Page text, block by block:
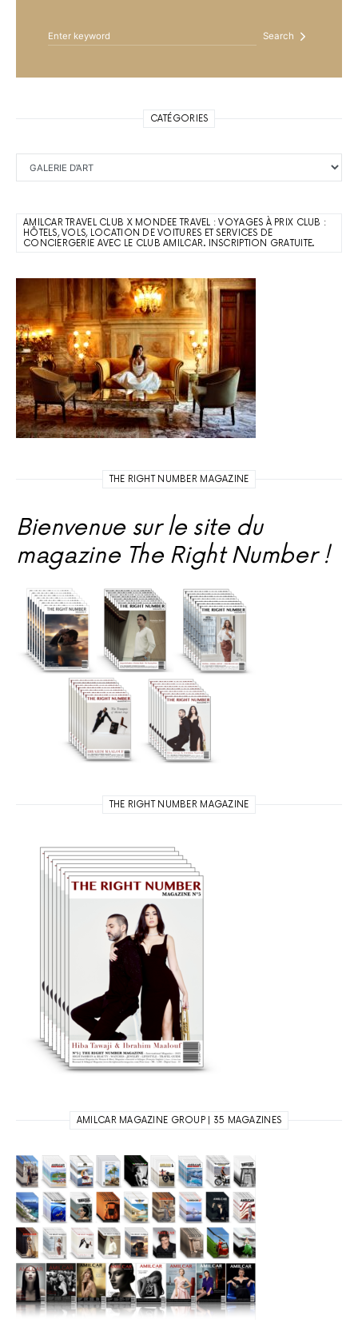
Search
CATÉGORIES
AMILCAR TRAVEL CLUB X MONDEE TRAVEL : VOYAGES À PRIX CLUB :
HÔTELS, VOLS, LOCATION DE VOITURES ET SERVICES DE
CONCIERGERIE AVEC LE CLUB AMILCAR. INSCRIPTION GRATUITE.
THE RIGHT NUMBER MAGAZINE
Bienvenue sur le site du
magazine The Right Number !
THE RIGHT NUMBER MAGAZINE
AMILCAR MAGAZINE GROUP | 35 MAGAZINES